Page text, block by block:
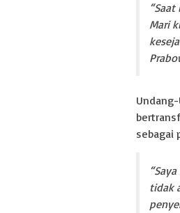
Mari
Undang-
sebagai
tidak